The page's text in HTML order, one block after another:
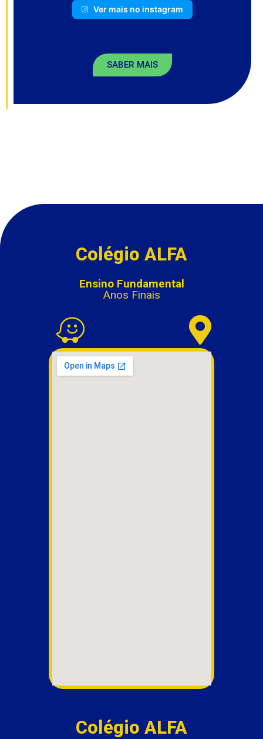
Ver mais no instagram
SABER MAIS
Colégio ALFA
Ensino Fundamental
Anos Finais
Colégio ALFA